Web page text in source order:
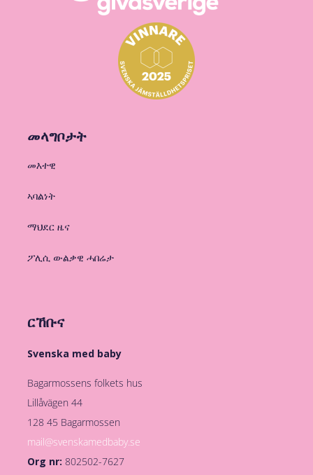
መላግቦታት
መእተዊ
ኣባልነት
ማህደር ዜና
ፖሊሲ ውልቃዊ ሓበሬታ
ርኸቡና
Svenska med baby
Bagarmossens folkets hus
Lillåvägen 44
128 45 Bagarmossen
mail@svenskamedbaby.se
Org nr: 802502-7627